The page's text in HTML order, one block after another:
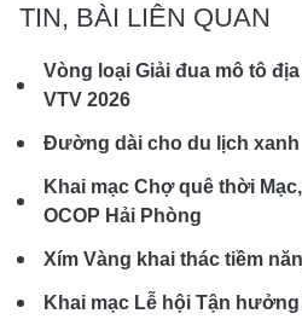
TIN, BÀI LIÊN QUAN
Vòng loại Giải đua mô tô
VTV 2026
Đường dài cho du lịch xanh
Khai mạc Chợ quê thời
OCOP Hải Phòng
Xím Vàng khai thác tiềm
Khai mạc Lễ hội Tận